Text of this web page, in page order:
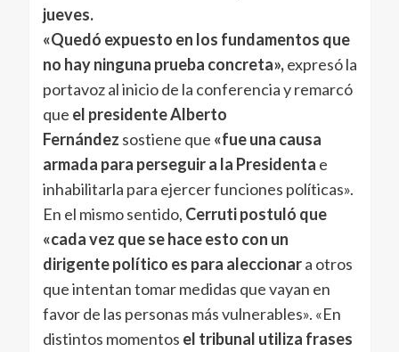
jueves.
«Quedó expuesto en los fundamentos que
no hay ninguna prueba concreta»,expresó la
portavoz al inicio de la conferencia y remarcó
que el presidente Alberto
Fernández sostiene que «fue una causa
armada para perseguir a la Presidenta e
inhabilitarla para ejercer funciones políticas».
En el mismo sentido, Cerruti postuló que
«cada vez que se hace esto con un
dirigente político es para aleccionara otros
que intentan tomar medidas que vayan en
favor de las personas más vulnerables». «En
distintos momentos el tribunal utiliza frases